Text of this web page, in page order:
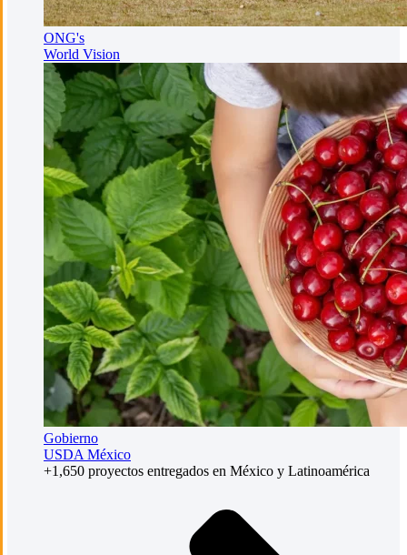
ONG's
World Vision
Gobierno
USDA México
+1,650 proyectos entregados en México y Latinoamérica